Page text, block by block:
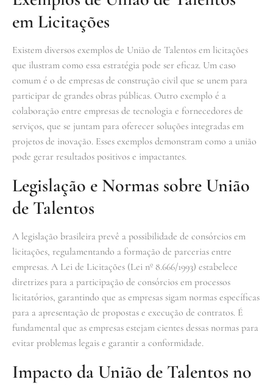
em Licitações
Existem diversos exemplos de União de Talentos em licitações
que ilustram como essa estratégia pode ser eficaz. Um caso
comum é o de empresas de construção civil que se unem para
participar de grandes obras públicas. Outro exemplo é a
colaboração entre empresas de tecnologia e fornecedores de
serviços, que se juntam para oferecer soluções integradas em
projetos de inovação. Esses exemplos demonstram como a união
pode gerar resultados positivos e impactantes.
Legislação e Normas sobre União
de Talentos
A legislação brasileira prevê a possibilidade de consórcios em
licitações, regulamentando a formação de parcerias entre
empresas. A Lei de Licitações (Lei nº 8.666/1993) estabelece
diretrizes para a participação de consórcios em processos
licitatórios, garantindo que as empresas sigam normas específicas
para a apresentação de propostas e execução de contratos. É
fundamental que as empresas estejam cientes dessas normas para
evitar problemas legais e garantir a conformidade.
Impacto da União de Talentos no